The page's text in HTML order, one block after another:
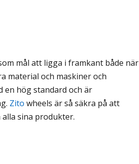
mål att ligga i framkant både när
material och maskiner och
en hög standard och är
Zito wheels är så säkra på att
sina produkter.